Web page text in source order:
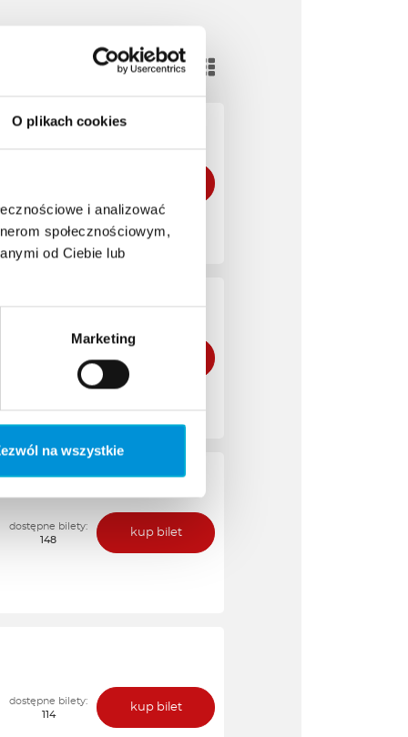
O plikach cookies
i analizować
społecznościowym,
od Ciebie lub
Marketing
na wszystkie